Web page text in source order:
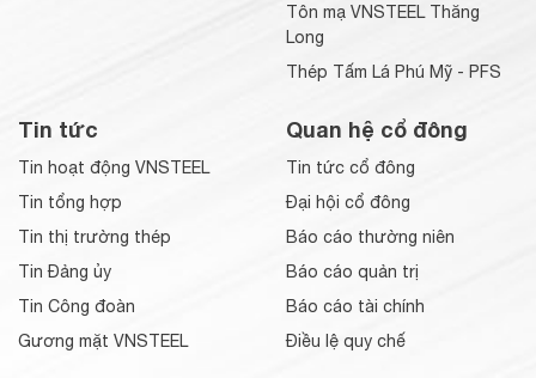
Tôn mạ VNSTEEL Thăng
Long
Thép Tấm Lá Phú Mỹ - PFS
Tin tức
Tin hoạt động VNSTEEL
Tin tổng hợp
Tin thị trường thép
Tin Đảng ủy
Tin Công đoàn
Gương mặt VNSTEEL
Quan hệ cổ đông
Tin tức cổ đông
Đại hội cổ đông
Báo cáo thường niên
Báo cáo quản trị
Báo cáo tài chính
Điều lệ quy chế